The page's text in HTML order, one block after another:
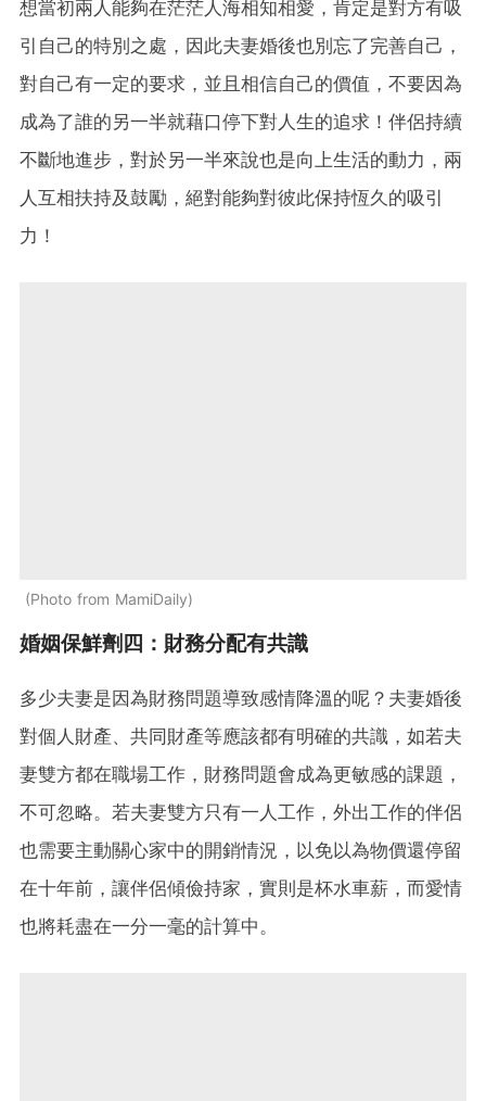
想當初兩人能夠在茫茫人海相知相愛，肯定是對方有吸
引自己的特別之處，因此夫妻婚後也別忘了完善自己，
對自己有一定的要求，並且相信自己的價值，不要因為
成為了誰的另一半就藉口停下對人生的追求！伴侶持續
不斷地進步，對於另一半來說也是向上生活的動力，兩
人互相扶持及鼓勵，絕對能夠對彼此保持恆久的吸引
力！
Photo from MamiDaily
婚姻保鮮劑四：財務分配有共識
多少夫妻是因為財務問題導致感情降溫的呢？夫妻婚後
對個人財產、共同財產等應該都有明確的共識，如若夫
妻雙方都在職場工作，財務問題會成為更敏感的課題，
不可忽略。若夫妻雙方只有一人工作，外出工作的伴侶
也需要主動關心家中的開銷情況，以免以為物價還停留
在十年前，讓伴侶傾儉持家，實則是杯水車薪，而愛情
也將耗盡在一分一毫的計算中。